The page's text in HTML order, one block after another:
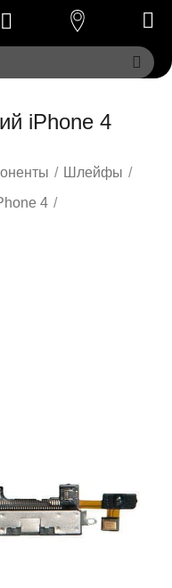
iPhone 4
/ Шлейфы /
4 /